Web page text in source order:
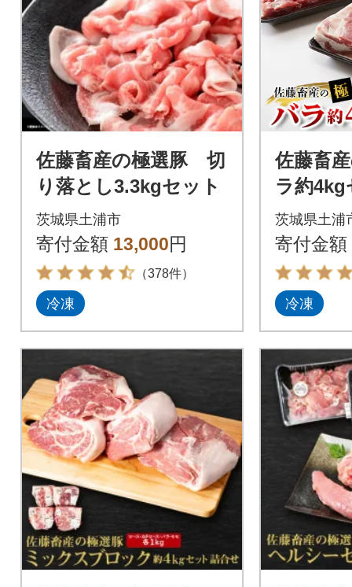
佐藤畜産の極選豚 切
り落とし3.3kgセット
茨城県土浦市
寄付金額 13,000円
（378件）
冷凍
佐藤畜
ラ約4kg
茨城県土浦
寄付金額
冷凍